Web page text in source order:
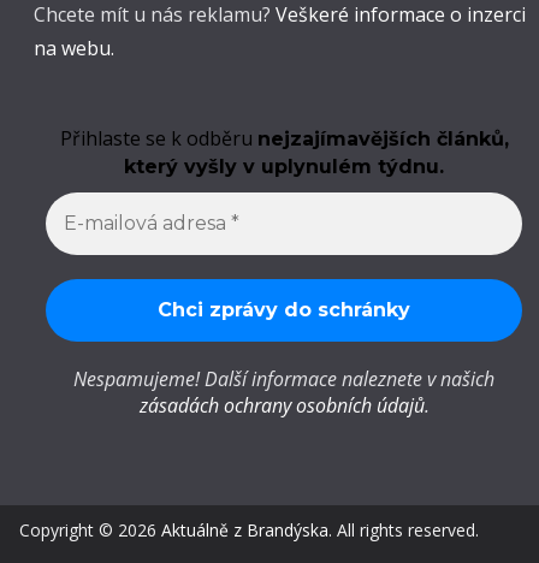
Chcete mít u nás reklamu? Veškeré informace o inzerci
na webu.
Přihlaste se k odběru nejzajímavějších článků,
který vyšly v uplynulém týdnu.
Nespamujeme! Další informace naleznete v našich
zásadách ochrany osobních údajů.
Copyright © 2026 Aktuálně z Brandýska. All rights reserved.